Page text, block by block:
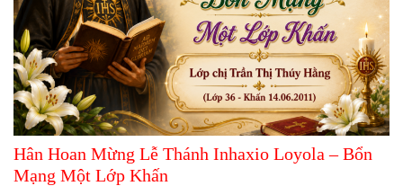
Hân Hoan Mừng Lễ Thánh Inhaxio Loyola – Bổn
Mạng Một Lớp Khấn